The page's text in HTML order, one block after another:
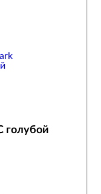
голубой